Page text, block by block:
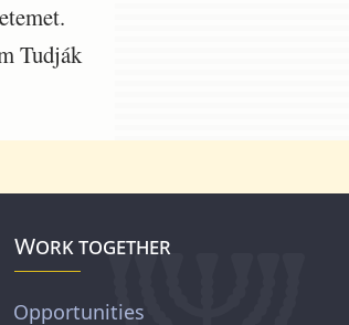
Tudják
Work together
Opportunities